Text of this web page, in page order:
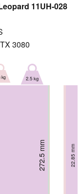
11UH-028
3080
243 mm 26 mm
244 mm 27 mm
267 mm 23.4 mm
267 mm 23.4 mm
259 mm 27.2 mm
kg
272.5 mm 22.85 mm
2.5 kg